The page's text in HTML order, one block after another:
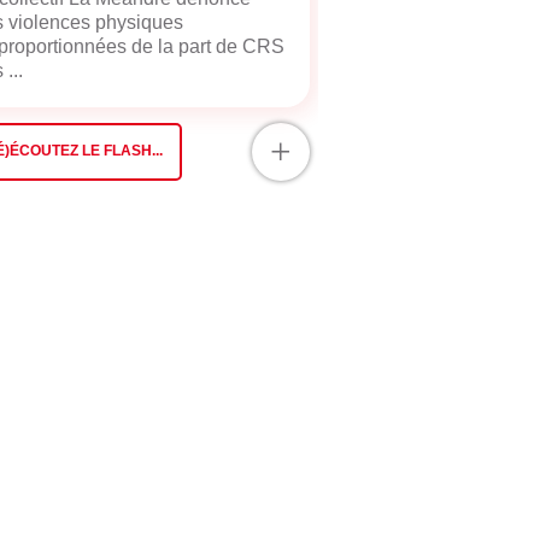
violences physiques
de la part de CRS
...
LE FLASH... +